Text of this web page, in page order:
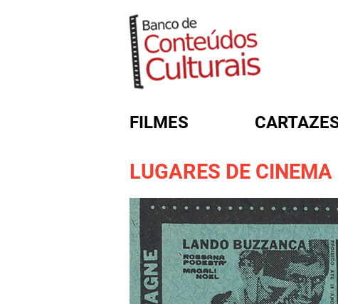
FILMES
LUGARES DE CINEMA